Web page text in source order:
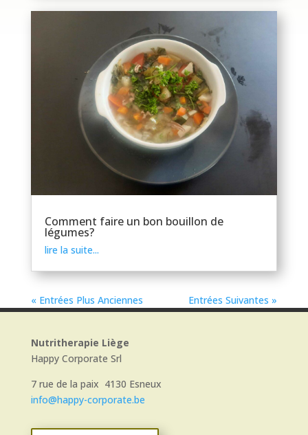
Comment faire un bon bouillon de
légumes?
lire la suite...
« Entrées Plus Anciennes Entrées Suivantes »
Nutritherapie Liège
Happy Corporate Srl
7 rue de la paix 4130 Esneux
info@happy-corporate.be